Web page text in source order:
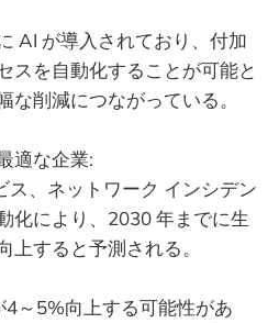
AI が導入されており、付加
スを自動化することが可能と
な削減につながっている。
適な企業:
ス、ネットワーク インシデン
化により、2030 年までに生
上すると予測される。
4～5%向上する可能性があ